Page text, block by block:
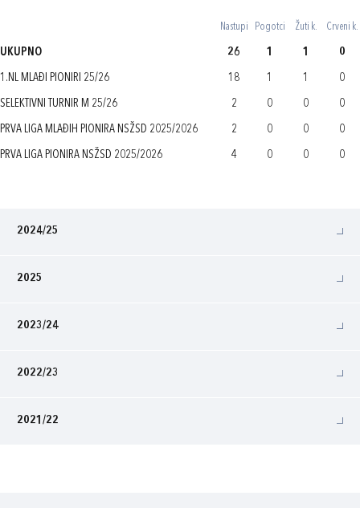
Nastupi Pogotci Žuti k. Crveni k.
UKUPNO 26 1 1 0
1.NL MLAĐI PIONIRI 25/26 18 1 1 0
SELEKTIVNI TURNIR M 25/26 2 0 0 0
PRVA LIGA MLAĐIH PIONIRA NSŽSD 2025/2026 2 0 0 0
PRVA LIGA PIONIRA NSŽSD 2025/2026 4 0 0 0
2024/25
2025
2023/24
2022/23
2021/22